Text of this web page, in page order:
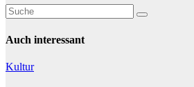
Auch interessant
Kultur